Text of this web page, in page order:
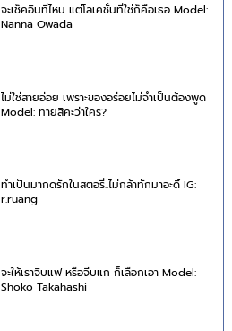
จะเช็คอินที่ไหน แต่โลเคชั่นที่ใช่ก็คือเธอ Model:
Nanna Owada
ไม่ใช่สายอ่อย เพราะของอร่อยไม่จำเป็นต้องพูด
Model: ทายสิคะว่าใคร?
ทำเป็นมากดรักในสตอรี่..ไม่กล้าทักมาอะดิ้ IG:
r.ruang
จะให้เราจิบแฟ หรือจีบแก ก็เลือกเอา Model:
Shoko Takahashi